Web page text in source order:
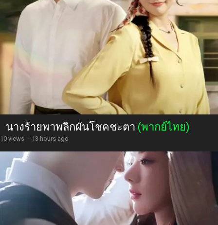
นางร้ายพาพลิกผันโชคชะตา (พากย์ไทย)
10 views · 13 hours ago